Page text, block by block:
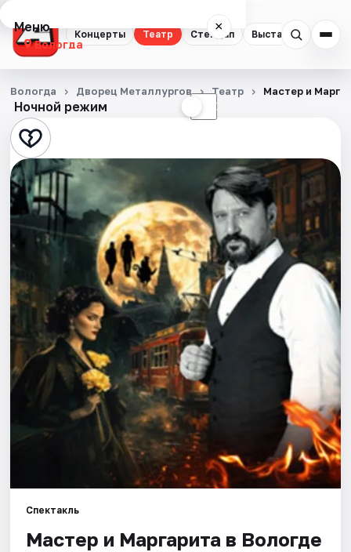
Концерты Театр Стендап Выставки Спорт
Меню ×
Вологда
Концерты
Театр
Стендап
Выставки
Спорт
События
Города
Площадки
Артисты
Рейтинги
Ночной режим ☾
Вологда Дворец Металлургов Театр Мастер и
Спектакль
Мастер и Маргарита в Вологде